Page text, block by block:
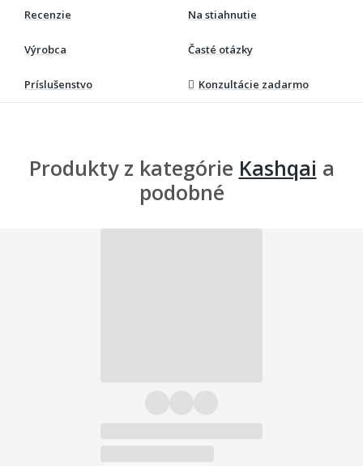
Recenzie Na stiahnutie
Výrobca Časté otázky
Príslušenstvo Konzultácie zadarmo
Produkty z kategórie Kashqai a
podobné